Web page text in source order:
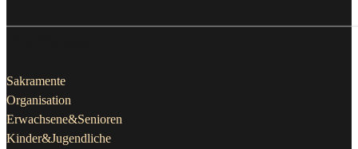
Sakramente
Organisation
Erwachsene&Senioren
Kinder&Jugendliche